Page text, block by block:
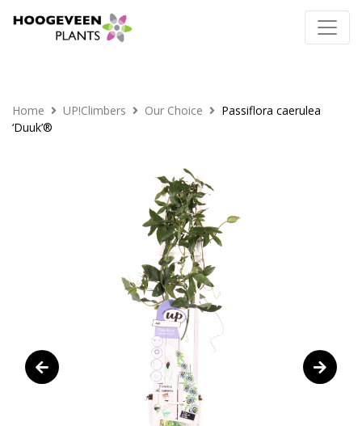
Home UP!Climbers Our Choice
Passiflora caerulea
‘Duuk’®